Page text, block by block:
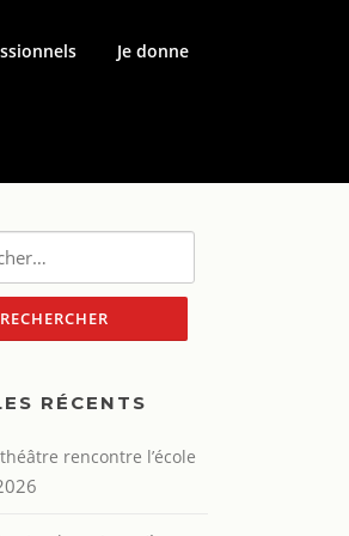
Je donne
:
RÉCENTS
rencontre l’école